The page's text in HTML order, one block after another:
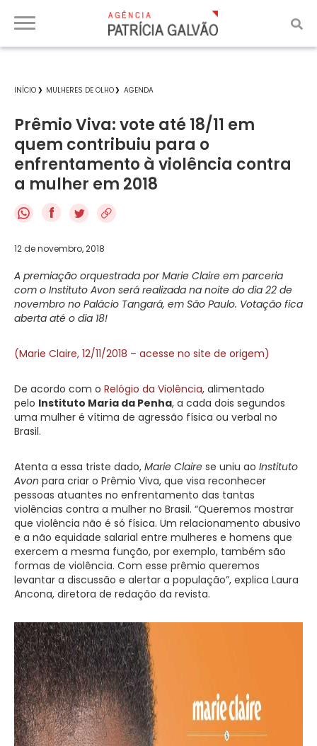
INÍCIO MULHERES DE OLHO AGENDA
Prêmio Viva: vote até 18/11 em
quem contribuiu para o
enfrentamento à violência contra
a mulher em 2018
f
12 de novembro, 2018
A premiação orquestrada por Marie Claire em parceria
com o Instituto Avon será realizada na noite do dia 22 de
novembro no Palácio Tangará, em São Paulo. Votação fica
aberta até o dia 18!
(Marie Claire, 12/11/2018 – acesse no site de origem)
De acordo com o Relógio da Violência, alimentado
pelo Instituto Maria da Penha, a cada dois segundos
uma mulher é vítima de agressão física ou verbal no
Brasil.
Atenta a essa triste dado, Marie Claire se uniu ao Instituto
Avon para criar o Prêmio Viva, que visa reconhecer
pessoas atuantes no enfrentamento das tantas
violências contra a mulher no Brasil. “Queremos mostrar
que violência não é só física. Um relacionamento abusivo
e a não equidade salarial entre mulheres e homens que
exercem a mesma função, por exemplo, também são
formas de violência. Com esse prêmio queremos
levantar a discussão e alertar a população”, explica Laura
Ancona, diretora de redação da revista.